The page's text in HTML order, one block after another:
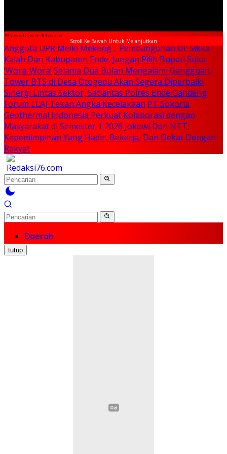
Scroll Ke Bawah Untuk Melanjutkan
Breaking News
Anggota DPR Melki Mekeng : Pembangunan Di Sikka
Kalah Dari Kabupaten Ende, Jangan Pilih Bupati Suka
‘Wora-Wora’Selama Dua Bulan Mengalami Gangguan,
Tower BTS di Desa Otogedu Akan Segera Diperbaiki
Sinergi Lintas Sektor, Satlantas Polres Ende Gandeng
Forum LLAJ Tekan Angka Kecelakaan PT Sokoria
Geothermal Indonesia Perkuat Kolaborasi dengan
Masyarakat di Semester 1 2026 Jokowi Dan NTT:
Kepemimpinan Yang Hadir, Bekerja, Dan Dekat Dengan
Rakyat
Daerah
Nasional
Politik
tutup